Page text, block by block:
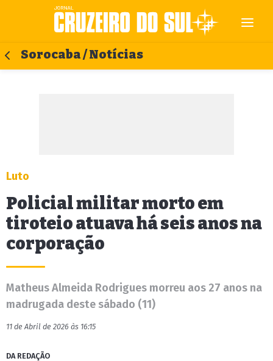
Sorocaba / Notícias
Luto
Policial militar morto em
tiroteio atuava há seis anos na
corporação
Matheus Almeida Rodrigues morreu aos 27 anos na
madrugada deste sábado (11)
11 de Abril de 2026 às 16:15
DA REDAÇÃO